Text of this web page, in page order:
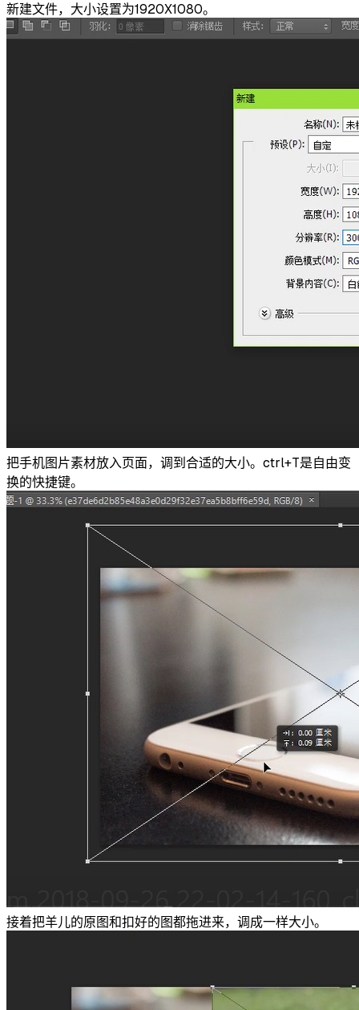
新建文件，大小设置为1920X1080。
把手机图片素材放入页面，调到合适的大小。ctrl+T是自由变
换的快捷键。
接着把羊儿的原图和扣好的图都拖进来，调成一样大小。